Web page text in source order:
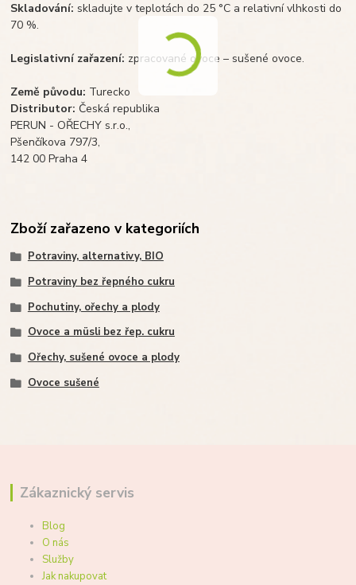
Skladování: skladujte v teplotách do 25 °C a relativní vlhkosti do
70 %.
Legislativní zařazení: zpracované ovoce – sušené ovoce.
Země původu: Turecko
Distributor: Česká republika
PERUN - OŘECHY s.r.o.,
Pšenčíkova 797/3,
142 00 Praha 4
Zboží zařazeno v kategoriích
Potraviny, alternativy, BIO
Potraviny bez řepného cukru
Pochutiny, ořechy a plody
Ovoce a müsli bez řep. cukru
Ořechy, sušené ovoce a plody
Ovoce sušené
Zákaznický servis
Blog
O nás
Služby
Jak nakupovat